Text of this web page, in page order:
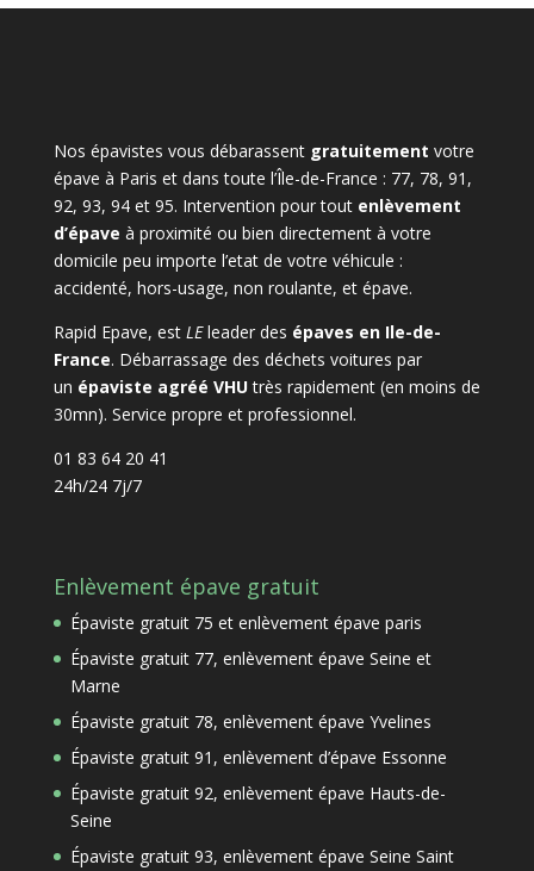
Nos épavistes vous débarassent gratuitement votre
épave à Paris et dans toute l’Île-de-France : 77, 78, 91,
92, 93, 94 et 95. Intervention pour tout enlèvement
d’épave à proximité ou bien directement à votre
domicile peu importe l’etat de votre véhicule :
accidenté, hors-usage, non roulante, et épave.
Rapid Epave, est LEleader des épaves en Ile-de-
France. Débarrassage des déchets voitures par
un épaviste agréé VHUtrès rapidement (en moins de
30mn). Service propre et professionnel.
01 83 64 20 41
24h/24 7j/7
Enlèvement épave gratuit
Épaviste gratuit 75 et enlèvement épave paris
Épaviste gratuit 77, enlèvement épave Seine et
Marne
Épaviste gratuit 78, enlèvement épave Yvelines
Épaviste gratuit 91, enlèvement d’épave Essonne
Épaviste gratuit 92, enlèvement épave Hauts-de-
Seine
Épaviste gratuit 93, enlèvement épave Seine Saint